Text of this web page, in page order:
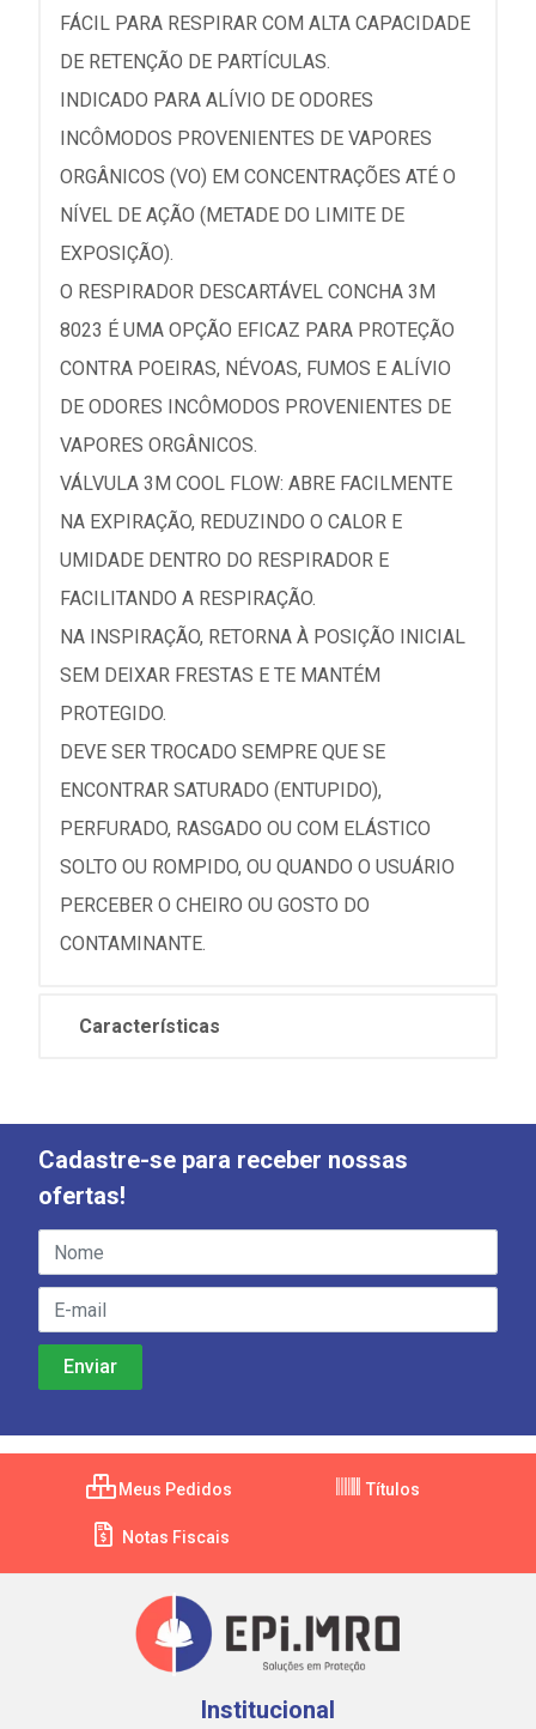
FÁCIL PARA RESPIRAR COM ALTA CAPACIDADE
DE RETENÇÃO DE PARTÍCULAS.
INDICADO PARA ALÍVIO DE ODORES
INCÔMODOS PROVENIENTES DE VAPORES
ORGÂNICOS (VO) EM CONCENTRAÇÕES ATÉ O
NÍVEL DE AÇÃO (METADE DO LIMITE DE
EXPOSIÇÃO).
O RESPIRADOR DESCARTÁVEL CONCHA 3M
8023 É UMA OPÇÃO EFICAZ PARA PROTEÇÃO
CONTRA POEIRAS, NÉVOAS, FUMOS E ALÍVIO
DE ODORES INCÔMODOS PROVENIENTES DE
VAPORES ORGÂNICOS.
VÁLVULA 3M COOL FLOW: ABRE FACILMENTE
NA EXPIRAÇÃO, REDUZINDO O CALOR E
UMIDADE DENTRO DO RESPIRADOR E
FACILITANDO A RESPIRAÇÃO.
NA INSPIRAÇÃO, RETORNA À POSIÇÃO INICIAL
SEM DEIXAR FRESTAS E TE MANTÉM
PROTEGIDO.
DEVE SER TROCADO SEMPRE QUE SE
ENCONTRAR SATURADO (ENTUPIDO),
PERFURADO, RASGADO OU COM ELÁSTICO
SOLTO OU ROMPIDO, OU QUANDO O USUÁRIO
PERCEBER O CHEIRO OU GOSTO DO
CONTAMINANTE.
Características
Cadastre-se para receber nossas
ofertas!
Meus Pedidos Títulos
Notas Fiscais
Institucional